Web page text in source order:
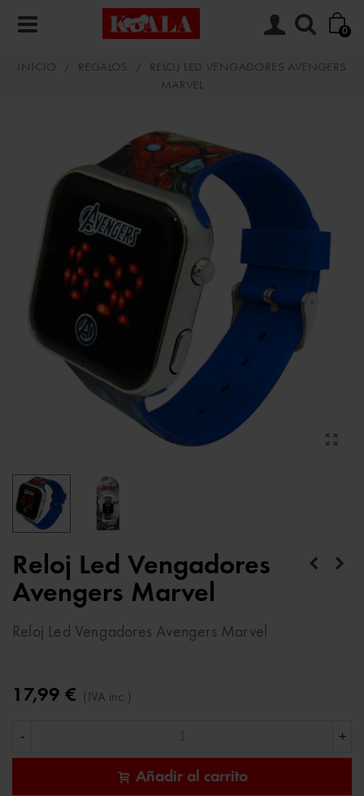
0
INICIO / REGALOS /
RELOJ LED VENGADORES AVENGERS
MARVEL
Reloj Led Vengadores
Avengers Marvel
Reloj Led Vengadores Avengers Marvel
17,99 € (IVA inc.)
- +
Añadir al carrito